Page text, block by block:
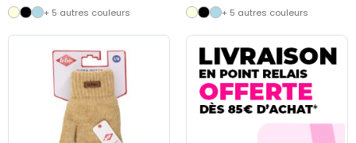
+ 5 autres couleurs
+ 5 autres couleurs